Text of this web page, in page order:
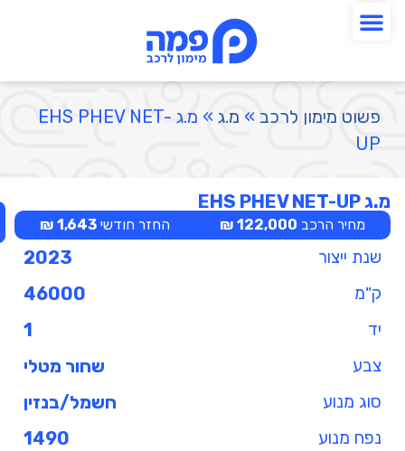
פשוט מימון לרכב » מ.ג»
מ.ג EHS PHEV NET-
UP
מ.ג EHS PHEV NET-UP
מחיר הרכב 122,000 ₪ החזר חודשי1,643 ₪
שנת ייצור 2023
ק"מ 46000
יד 1
צבע שחור מטלי
סוג מנוע חשמל/בנזין
נפח מנוע 1490